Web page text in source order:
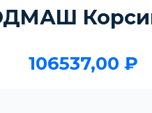
106537,00₽